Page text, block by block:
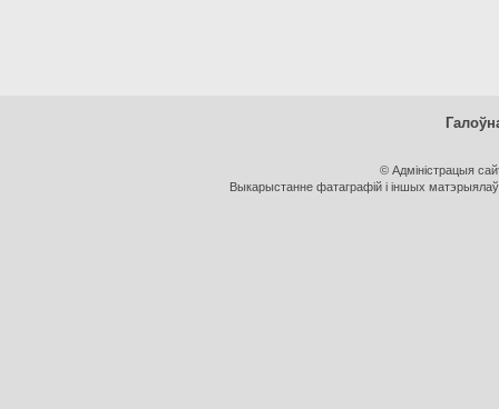
© Адміністрацыя
Выкарыстанне фатаграфій і іншых